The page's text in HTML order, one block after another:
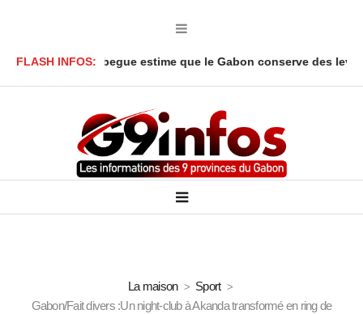
FLASH INFOS:
Y’Obegue estime que le Gabon conserve des leviers
La maison
Sport
Gabon/Fait divers :Un night-club à Akanda transformé en ring de